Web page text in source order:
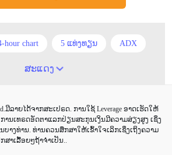
hour chart 5 ແທ່ງທຽນ ADX
Alexander Elder
CHF COVID-19 CPI
Charles Dow
ສະແດງ
ມີລາຍໄດ້ຈາກສະເປຣດ. ການໃຊ້ Leverage ອາດເຮັດໃຫ້
ານເທຣດອັດຕາແລກປ່ຽນສະກຸນເງິນມີຄວາມສ່ຽງສູງ ເຊິ່ງ
າງທ່ານ. ທ່ານຄວນສຶກສາໃຫ້ເຂົ້າໃຈເລິກເຊິ່ງເຖິງຄວາມ
າເລື້ອຍໆຖ້າຈຳເປັນ..